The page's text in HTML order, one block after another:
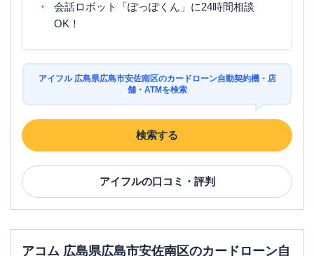
会話ロボット「ぽっぽくん」に24時間相談
OK！
アイフル 広島県広島市安佐南区のカードローン自動契約機・店
舗・ATMを検索
検索する
アイフルの口コミ・評判
アコム 広島県広島市安佐南区のカードローン自